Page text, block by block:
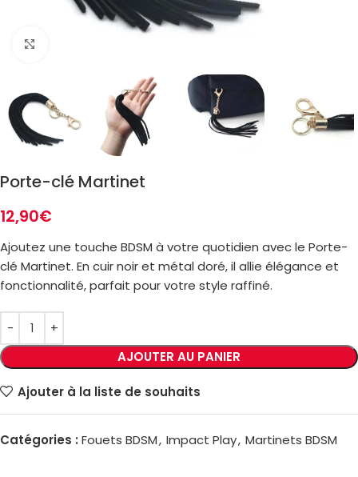
Porte-clé Martinet
12,90€
Ajoutez une touche BDSM à votre quotidien avec le Porte-
clé Martinet. En cuir noir et métal doré, il allie élégance et
fonctionnalité, parfait pour votre style raffiné.
AJOUTER AU PANIER
Ajouter à la liste de souhaits
Catégories : Fouets BDSM, Impact Play, Martinets BDSM